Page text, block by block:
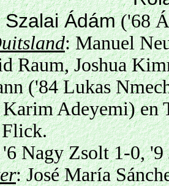
Ádám('68
: Manuel
Raum, Joshua
('84 Lukas
Adeyemi) en
Nagy Zsolt 1-0, '9
: José María